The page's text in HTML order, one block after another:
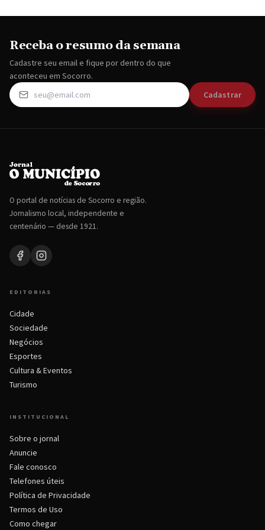
Receba o resumo da semana
Cadastre seu email e fique por dentro do que
aconteceu em Socorro.
Cadastrar
O portal de notícias de Socorro e região.
Jornalismo local, independente e
centenário — desde 1921.
EDITORIAS
Cidade
Sociedade
Negócios
Esportes
Cultura & Eventos
Turismo
INSTITUCIONAL
Sobre o jornal
Anuncie
Fale conosco
Telefones úteis
Política de Privacidade
Termos de Uso
Como chegar